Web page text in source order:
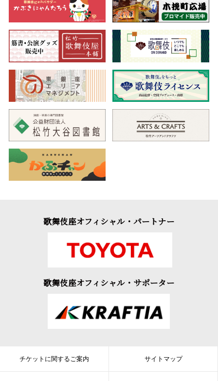
歌舞伎座オフィシャル・パートナー
歌舞伎座オフィシャル・サポーター
チケットに関するご案内 サイトマップ